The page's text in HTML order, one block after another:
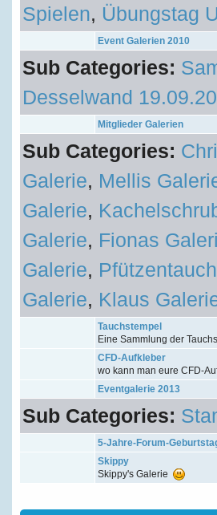
Spielen, Übungstag
Event Galerien 2010
Sub Categories:
Desselwand
Mitglieder Galerien
Sub Categories:
Galerie, Mellis
Galerie,
Galerie, Fionas
Galerie,
Galerie, Klaus
Tauchstempel
Eine Sammlung der
CFD-Aufkleber
wo kann man eure CFD-
Eventgalerie 2013
Sub Categories:
5-Jahre-Forum-
Skippy
Skippy's Galerie